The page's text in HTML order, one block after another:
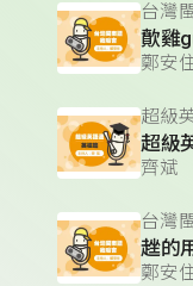
台灣
歕雞
鄭安
超級
齊斌
台灣
趖的
鄭安